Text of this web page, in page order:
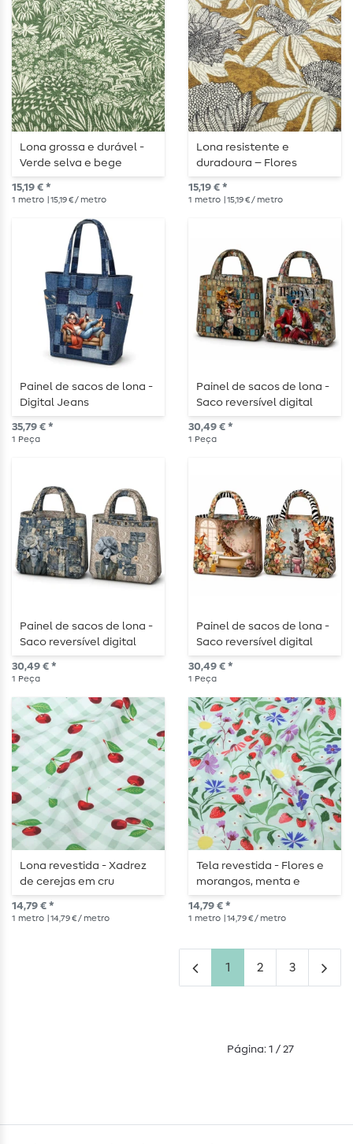
Lona grossa e durável -
Verde selva e bege
15,19 € *
1 metro | 15,19 € / metro
Lona resistente e
duradoura – Flores
grandes em ocre
15,19 € *
1 metro | 15,19 € / metro
Painel de sacos de lona -
Digital Jeans
35,79 € *
1 Peça
Painel de sacos de lona -
Saco reversível digital
com números
multicoloridos
30,49 € *
1 Peça
Painel de sacos de lona -
Saco reversível digital
Lace Jeans Multicolor
30,49 € *
1 Peça
Painel de sacos de lona -
Saco reversível digital
para casa de banho
multicolorido
30,49 € *
1 Peça
Lona revestida - Xadrez
de cerejas em cru
14,79 € *
1 metro | 14,79 € / metro
Tela revestida - Flores e
morangos, menta e
multicolorido
14,79 € *
1 metro | 14,79 € / metro
1 2 3
Página: 1 / 27